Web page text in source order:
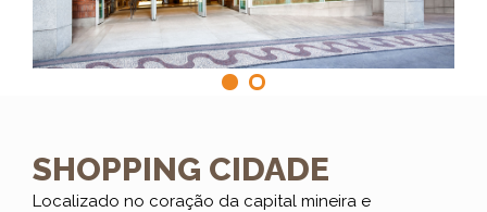
SHOPPING CIDADE
Localizado no coração da capital mineira e